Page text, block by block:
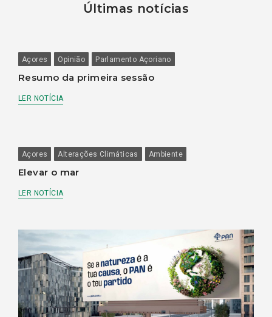
Últimas notícias
Açores Opinião Parlamento Açoriano
Resumo da primeira sessão
LER NOTÍCIA
Açores Alterações Climáticas Ambiente
Elevar o mar
LER NOTÍCIA